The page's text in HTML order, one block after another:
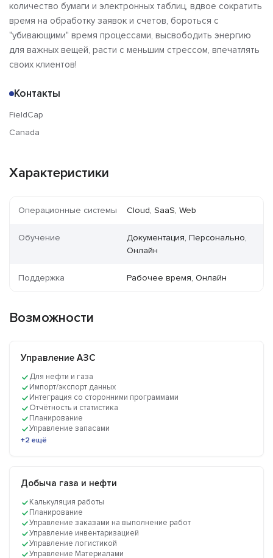
количество бумаги и электронных таблиц, вдвое сократить
время на обработку заявок и счетов, бороться с
"убивающими" время процессами, высвободить энергию
для важных вещей, расти с меньшим стрессом, впечатлять
своих клиентов!
Контакты
FieldCap
Canada
Характеристики
Операционные системы Cloud, SaaS, Web
Обучение
Документация, Персонально,
Онлайн
Поддержка Рабочее время, Онлайн
Возможности
Управление АЗС
Для нефти и газа
Импорт/экспорт данных
Интеграция со сторонними программами
Отчётность и статистика
Планирование
Управление запасами
+2 ещё
Добыча газа и нефти
Калькуляция работы
Планирование
Управление заказами на выполнение работ
Управление инвентаризацией
Управление логистикой
Управление Материалами